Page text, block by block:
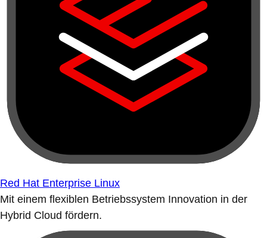
Red Hat Enterprise Linux
Mit einem flexiblen Betriebssystem Innovation in der
Hybrid Cloud fördern.